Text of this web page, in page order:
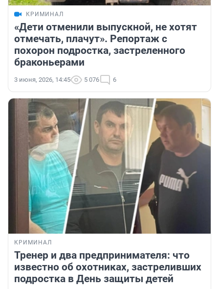
КРИМИНАЛ
«Дети отменили выпускной, не хотят
отмечать, плачут». Репортаж с
похорон подростка, застреленного
браконьерами
3 июня, 2026, 14:45 5 076 6
КРИМИНАЛ
Тренер и два предпринимателя: что
известно об охотниках, застреливших
подростка в День защиты детей